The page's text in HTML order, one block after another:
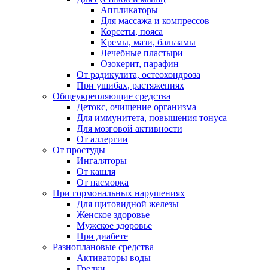
Аппликаторы
Для массажа и компрессов
Корсеты, пояса
Кремы, мази, бальзамы
Лечебные пластыри
Озокерит, парафин
От радикулита, остеохондроза
При ушибах, растяжениях
Общеукрепляющие средства
Детокс, очищение организма
Для иммунитета, повышения тонуса
Для мозговой активности
От аллергии
От простуды
Ингаляторы
От кашля
От насморка
При гормональных нарушениях
Для щитовидной железы
Женское здоровье
Мужское здоровье
При диабете
Разноплановые средства
Активаторы воды